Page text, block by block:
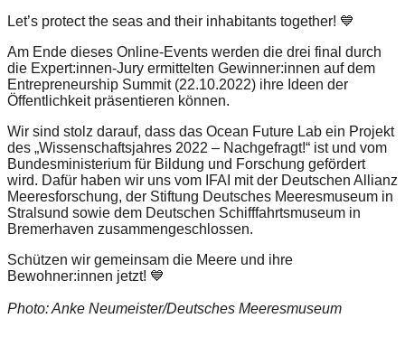
Let’s protect the seas and their inhabitants together! 💙
Am Ende dieses Online-Events werden die drei final durch
die Expert:innen-Jury ermittelten Gewinner:innen auf dem
Entrepreneurship Summit (22.10.2022) ihre Ideen der
Öffentlichkeit präsentieren können.
Wir sind stolz darauf, dass das Ocean Future Lab ein Projekt
des „Wissenschaftsjahres 2022 – Nachgefragt!“ ist und vom
Bundesministerium für Bildung und Forschung gefördert
wird. Dafür haben wir uns vom IFAI mit der Deutschen Allianz
Meeresforschung, der Stiftung Deutsches Meeresmuseum in
Stralsund sowie dem Deutschen Schifffahrtsmuseum in
Bremerhaven zusammengeschlossen.
Schützen wir gemeinsam die Meere und ihre
Bewohner:innen jetzt! 💙
Photo: Anke Neumeister/Deutsches Meeresmuseum